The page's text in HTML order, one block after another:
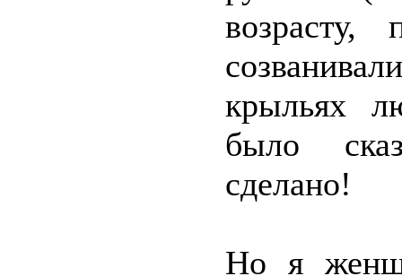
возрасту,
крыльях
было
сделано!
Но я